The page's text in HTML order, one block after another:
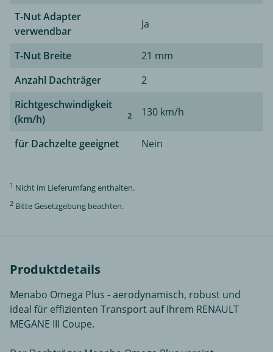
T-Nut Adapter
verwendbar
Ja
T-Nut Breite
21 mm
Anzahl Dachträger
2
Richtgeschwindigkeit
(km/h)
2 130 km/h
für Dachzelte geeignet Nein
1 Nicht im Lieferumfang enthalten.
2 Bitte Gesetzgebung beachten.
Produktdetails
Menabo Omega Plus - aerodynamisch, robust und
ideal für effizienten Transport auf Ihrem RENAULT
MEGANE III Coupe.